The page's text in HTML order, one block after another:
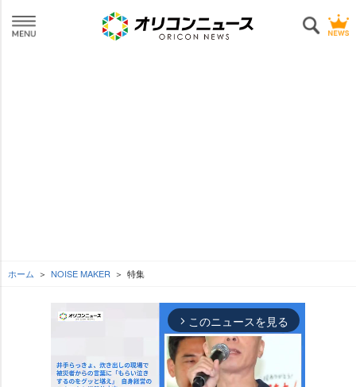
ホーム NOISE MAKER 特集
arrow_forward_ios このニュースを見る